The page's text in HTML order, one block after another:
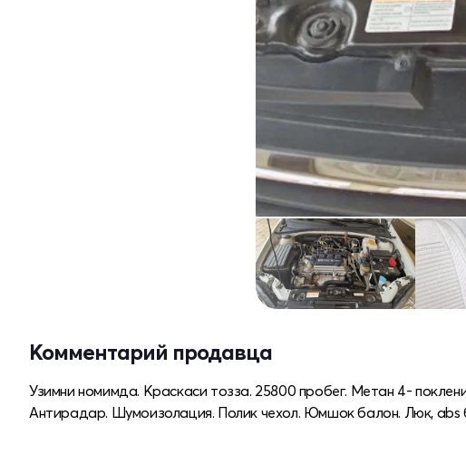
Комментарий продавца
Узимни номимда. Краскаси тозза. 25800 пробег. Метан 4-
Антирадар. Шумоизолация. Полик чехол. Юмшок балон. Люк, abs